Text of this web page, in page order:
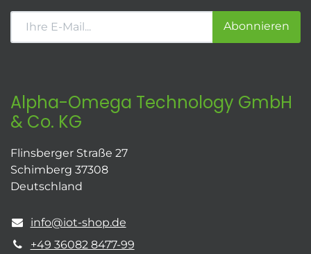
Abonnieren
Alpha-Omega Technology GmbH
& Co. KG
Flinsberger Straße 27
Schimberg 37308
Deutschland
info@iot-shop.de
+49 36082 8477-99